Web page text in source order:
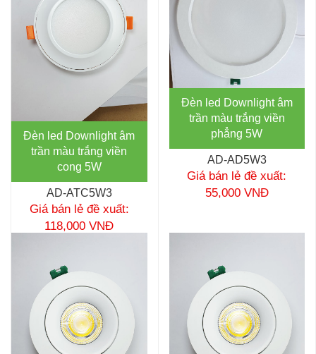
Đèn led Downlight âm
trần màu trắng viền
cong 5W
AD-ATC5W3
Giá bán lẻ đề xuất:
118,000 VNĐ
Đèn led Downlight âm
trần màu trắng viền
phẳng 5W
AD-AD5W3
Giá bán lẻ đề xuất:
55,000 VNĐ